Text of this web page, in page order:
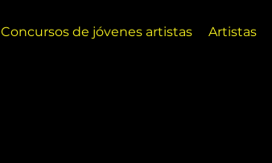
Concursos de jóvenes artistas Artistas